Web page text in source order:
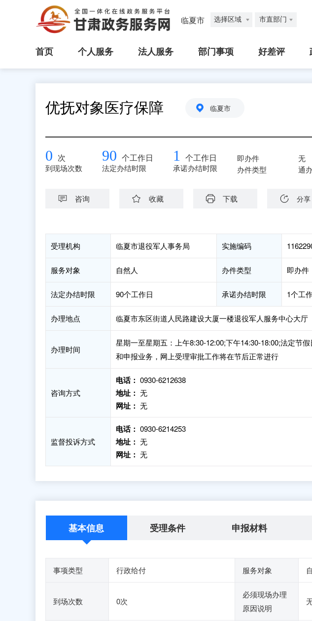
临夏市 选择区域 市直部门
首页 个人服务 法人服务 部门事项 好差评
优抚对象医疗保障 临夏市
0 次
到现场次数
90 个工作日
法定办结时限
1 个工作日
承诺办结时限
即办件
办件类型
无
通
咨询 收藏 下载 分享
受理机构 临夏市退役军人事务局 实施编码
服务对象 自然人 办件类型 即办件
法定办结时限 90个工作日 承诺办结时限 1个工
办理地点 临夏市东区街道人民路建设大厦一楼退役军人服务中心大厅
办理时间
星期一至星期五：上午8:30-12:00;下午14:30-18:00;法定节
和申报业务，网上受理审批工作将在节后正常进行
咨询方式
电话： 0930-6212638
地址： 无
网址： 无
监督投诉方式
电话： 0930-6214253
地址： 无
网址： 无
基本信息 受理条件 申报材料
事项类型 行政给付 服务对象
到场次数 0次
必须现场办理
原因说明